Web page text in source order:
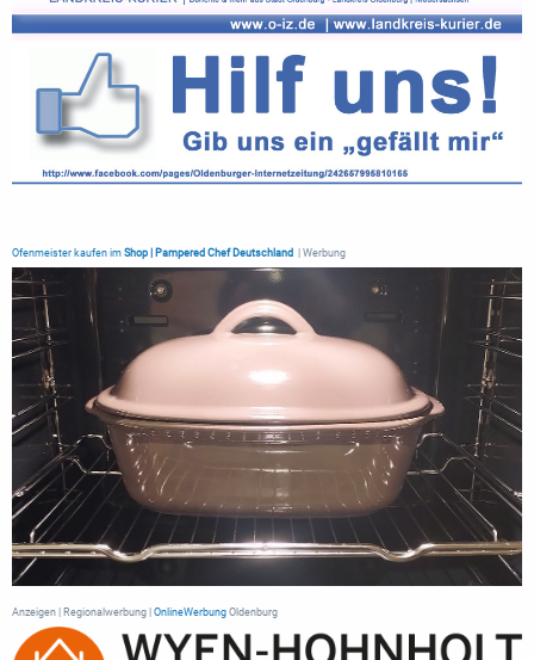
Ofenmeister kaufen im Shop | Pampered Chef Deutschland | Werbung
Anzeigen | Regionalwerbung | OnlineWerbung Oldenburg